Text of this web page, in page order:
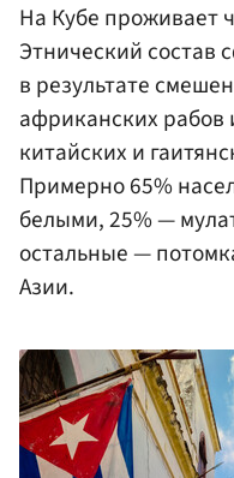
На Кубе проживает
Этнический состав
в результате
африканских
китайских и
Примерно 65%
белыми, 25% —
остальные —
Азии.